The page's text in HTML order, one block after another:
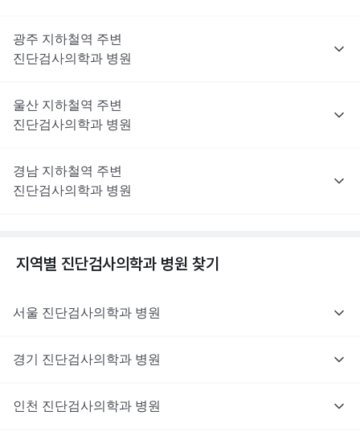
광주 지하철역 주변
진단검사의학과 병원
울산 지하철역 주변
진단검사의학과 병원
경남 지하철역 주변
진단검사의학과 병원
지역별 진단검사의학과 병원 찾기
서울 진단검사의학과 병원
경기 진단검사의학과 병원
인천 진단검사의학과 병원